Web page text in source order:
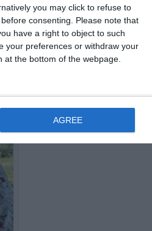
you may click to refuse to
consenting.
Please note that
have a right to object to such
your preferences or withdraw your
the bottom of the webpage.
AGREE